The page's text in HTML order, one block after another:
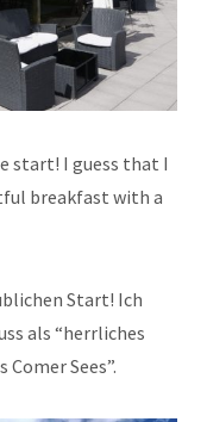
start! I guess that I
breakfast with a
Start! Ich
als “herrliches
Sees”.